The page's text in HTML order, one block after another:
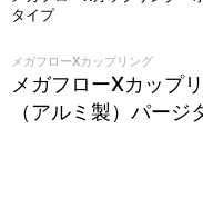
タイプ
メガフローXカップリング
メガフローXカップ
（アルミ製）パージ